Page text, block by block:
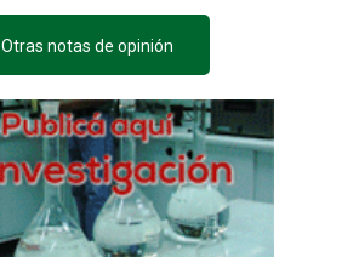
Otras notas de opinión